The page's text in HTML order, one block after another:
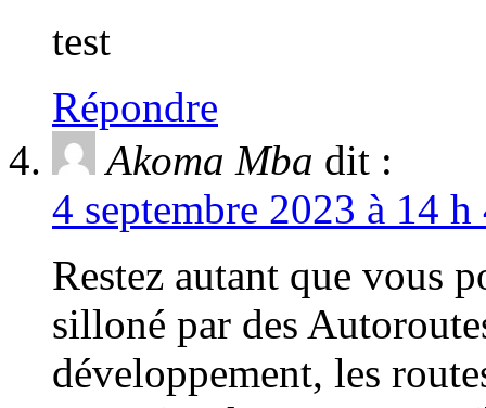
test
Répondre
Akoma Mba dit :
4 septembre 2023 à 14
Restez autant que vous
silloné par des
développement, les